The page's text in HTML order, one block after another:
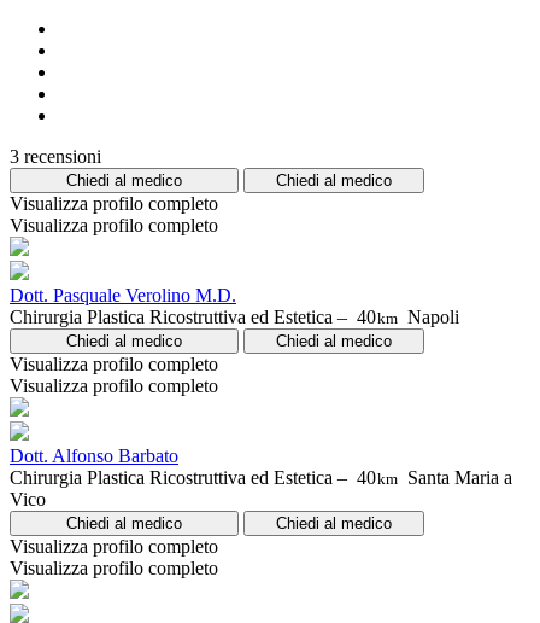
3 recensioni
Chiedi al medico Chiedi al medico
Visualizza profilo completo
Visualizza profilo completo
Dott. Pasquale Verolino M.D.
Chirurgia Plastica Ricostruttiva ed Estetica – 40km Napoli
Chiedi al medico Chiedi al medico
Visualizza profilo completo
Visualizza profilo completo
Dott. Alfonso Barbato
Chirurgia Plastica Ricostruttiva ed Estetica – 40km Santa Maria a
Vico
Chiedi al medico Chiedi al medico
Visualizza profilo completo
Visualizza profilo completo